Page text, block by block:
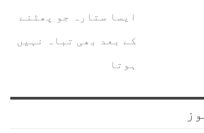
ایسا ستارہ جو پھٹنے
کے بعد بھی تباہ نہیں
ہوتا